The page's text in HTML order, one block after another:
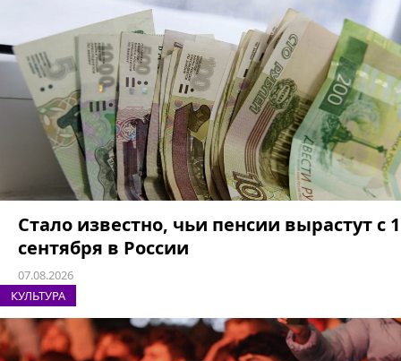
Стало известно, чьи пенсии вырастут с 1
сентября в России
07.08.2026
КУЛЬТУРА